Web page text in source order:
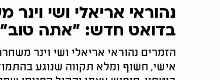
נהוראי אריאלי ושי
בדואט חדש: ״אתה טוב״
הזמרים נהוראי אריאלי ושי וינר
אישי, חשוף ומלא תקווה שנוגע